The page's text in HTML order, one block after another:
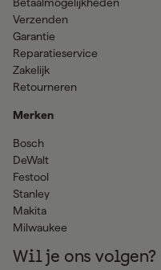
Betaalmogelijkheden
Verzenden
Garantie
Reparatieservice
Zakelijk
Retourneren
Merken
Bosch
DeWalt
Festool
Stanley
Makita
Milwaukee
Wil je ons volgen?